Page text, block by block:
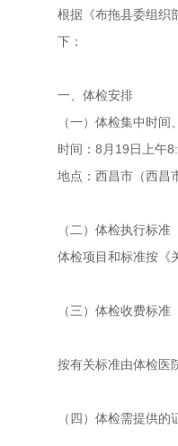
根据《布拖县委组织
下：
一、体检安排
（一）体检集中时间
时间：8月19日上午
地点：西昌市（西昌
（二）体检执行标准
体检项目和标准按《
（三）体检收费标准
按有关标准由体检医
（四）体检需提供的